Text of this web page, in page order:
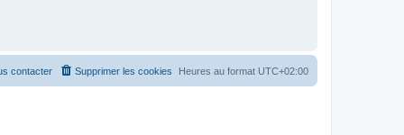
Heures au format UTC+02:00
Supprimer les cookies
contacter